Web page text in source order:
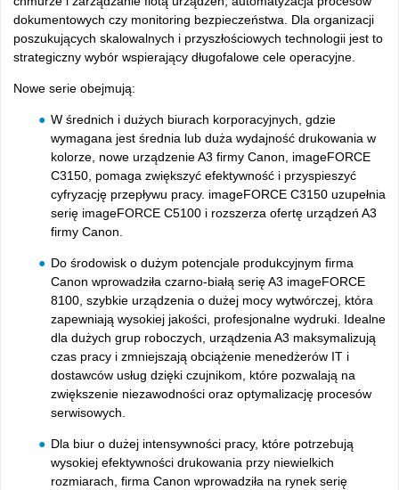
dokumentowych czy monitoring bezpieczeństwa. Dla organizacji
poszukujących skalowalnych i przyszłościowych technologii jest to
strategiczny wybór wspierający długofalowe cele operacyjne.
Nowe serie obejmują:
W średnich i dużych biurach korporacyjnych, gdzie
wymagana jest średnia lub duża wydajność drukowania w
kolorze, nowe urządzenie A3 firmy Canon, imageFORCE
C3150, pomaga zwiększyć efektywność i przyspieszyć
cyfryzację przepływu pracy. imageFORCE C3150 uzupełnia
serię imageFORCE C5100 i rozszerza ofertę urządzeń A3
firmy Canon.
Do środowisk o dużym potencjale produkcyjnym firma
Canon wprowadziła czarno-białą serię A3 imageFORCE
8100, szybkie urządzenia o dużej mocy wytwórczej, która
zapewniają wysokiej jakości, profesjonalne wydruki. Idealne
dla dużych grup roboczych, urządzenia A3 maksymalizują
czas pracy i zmniejszają obciążenie menedżerów IT i
dostawców usług dzięki czujnikom, które pozwalają na
zwiększenie niezawodności oraz optymalizację procesów
serwisowych.
Dla biur o dużej intensywności pracy, które potrzebują
wysokiej efektywności drukowania przy niewielkich
rozmiarach, firma Canon wprowadziła na rynek serię